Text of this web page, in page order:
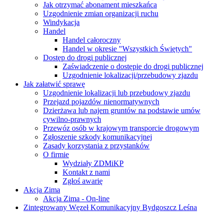
Jak otrzymać abonament mieszkańca
Uzgodnienie zmian organizacji ruchu
Windykacja
Handel
Handel całoroczny
Handel w okresie "Wszystkich Świętych"
Dostęp do drogi publicznej
Zaświadczenie o dostępie do drogi publicznej
Uzgodnienie lokalizacji/przebudowy zjazdu
Jak załatwić sprawę
Uzgodnienie lokalizacji lub przebudowy zjazdu
Przejazd pojazdów nienormatywnych
Dzierżawa lub najem gruntów na podstawie umów
cywilno-prawnych
Przewóz osób w krajowym transporcie drogowym
Zgłoszenie szkody komunikacyjnej
Zasady korzystania z przystanków
O firmie
Wydziały ZDMiKP
Kontakt z nami
Zgłoś awarię
Akcja Zima
Akcja Zima - On-line
Zintegrowany Węzeł Komunikacyjny Bydgoszcz Leśna